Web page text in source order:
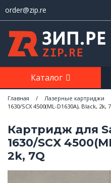
order@zip.re
Каталог
Главная / Лазерные картриджи
1630/SCX 4500(ML-D1630A), Black, 2k,
Картридж для
1630/SCX
2k, 7Q